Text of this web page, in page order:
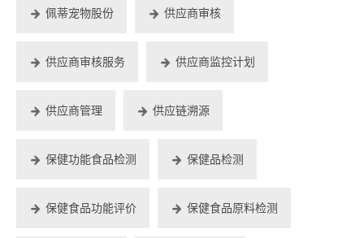
佩蒂宠物股份 供应商审核
供应商审核服务 供应商监控计划
供应商管理 供应链溯源
保健功能食品检测 保健品检测
保健食品功能评价 保健食品原料检测